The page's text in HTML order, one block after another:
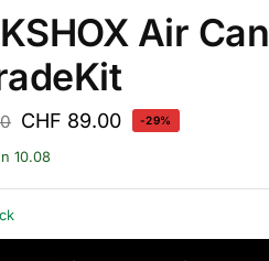
Air Can
CHF 89.00 -29%
10.08